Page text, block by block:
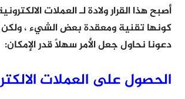
أصبح هذا القرار ولادة لـ العملات
كونها تقنية ومعقدة بعض الشيء ، ولكن
دعونا نحاول جعل الأمر سهلاً قدر الإمكان:
الحصول على العملات